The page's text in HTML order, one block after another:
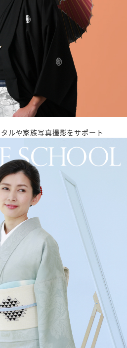
ルや家族写真撮影をサポート